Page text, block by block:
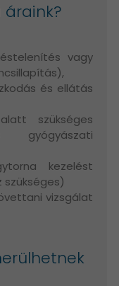
vagy
és ellátás
szükséges
gyógyászati
kezelést
vizsgálat